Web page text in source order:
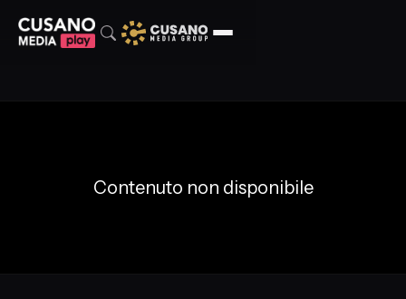
Contenuto non disponibile